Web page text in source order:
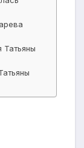
Татьяны